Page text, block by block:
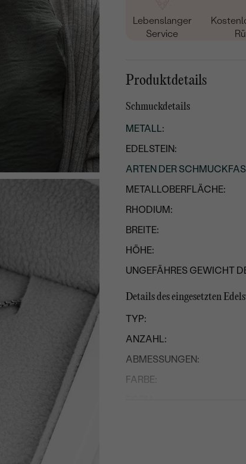
Lebenslanger
Service
Produktdetails
Schmuckdetails
METALL:
EDELSTEIN:
ARTEN DER
METALLOBERFLÄCHE:
RHODIUM:
BREITE:
HÖHE:
UNGEFÄHRES GEWICHT
Details des eingesetzten
TYP:
ANZAHL:
ABMESSUNGEN:
FARBE: